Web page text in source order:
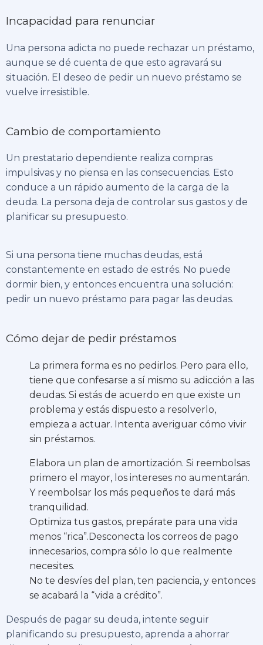
Incapacidad para renunciar
Una persona adicta no puede rechazar un préstamo,
aunque se dé cuenta de que esto agravará su
situación. El deseo de pedir un nuevo préstamo se
vuelve irresistible.
Cambio de comportamiento
Un prestatario dependiente realiza compras
impulsivas y no piensa en las consecuencias. Esto
conduce a un rápido aumento de la carga de la
deuda. La persona deja de controlar sus gastos y de
planificar su presupuesto.
Si una persona tiene muchas deudas, está
constantemente en estado de estrés. No puede
dormir bien, y entonces encuentra una solución:
pedir un nuevo préstamo para pagar las deudas.
Cómo dejar de pedir préstamos
La primera forma es no pedirlos. Pero para ello,
tiene que confesarse a sí mismo su adicción a las
deudas. Si estás de acuerdo en que existe un
problema y estás dispuesto a resolverlo,
empieza a actuar. Intenta averiguar cómo vivir
sin préstamos.
Elabora un plan de amortización. Si reembolsas
primero el mayor, los intereses no aumentarán.
Y reembolsar los más pequeños te dará más
tranquilidad.
Optimiza tus gastos, prepárate para una vida
menos “rica”.Desconecta los correos de pago
innecesarios, compra sólo lo que realmente
necesites.
No te desvíes del plan, ten paciencia, y entonces
se acabará la “vida a crédito”.
Después de pagar su deuda, intente seguir
planificando su presupuesto, aprenda a ahorrar